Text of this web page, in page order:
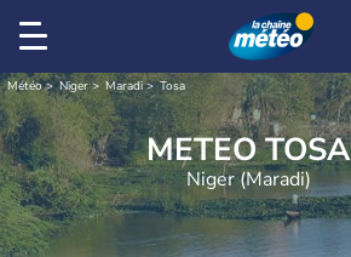
Météo Niger Maradi Tosa
METEO TOSA
Niger (Maradi)